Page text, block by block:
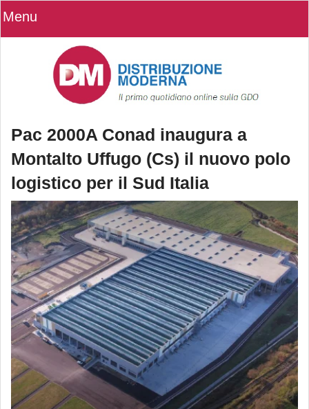
Menu
Pac 2000A Conad inaugura a
Montalto Uffugo (Cs) il nuovo polo
logistico per il Sud Italia